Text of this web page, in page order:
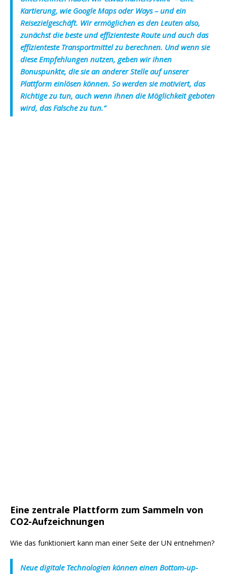
Kartierung, wie Google Maps oder Ways – und ein
Reisezielgeschäft. Wir ermöglichen es den Leuten also,
zunächst die beste und effizienteste Route und auch das
effizienteste Transportmittel zu berechnen. Und wenn sie
diese Empfehlungen nutzen, geben wir ihnen
Bonuspunkte, die sie an anderer Stelle auf unserer
Plattform einlösen können. So werden sie motiviert, das
Richtige zu tun, auch wenn ihnen die Möglichkeit geboten
wird, das Falsche zu tun.“
Eine zentrale Plattform zum Sammeln von
CO2-Aufzeichnungen
Wie das funktioniert kann man einer Seite der UN entnehmen?
Neue digitale Technologien können einen Bottom-up-